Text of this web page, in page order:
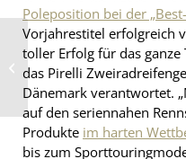
Poleposition bei der
Vorjahrestitel erfolgreich
toller Erfolg für das
das Pirelli
Dänemark verantwortet.
auf den seriennahen
Produkte im harten
bis zum
Reifen Göggel investiert
weiter in
Lagerkapazitäten und
eigenen Fuhrpark